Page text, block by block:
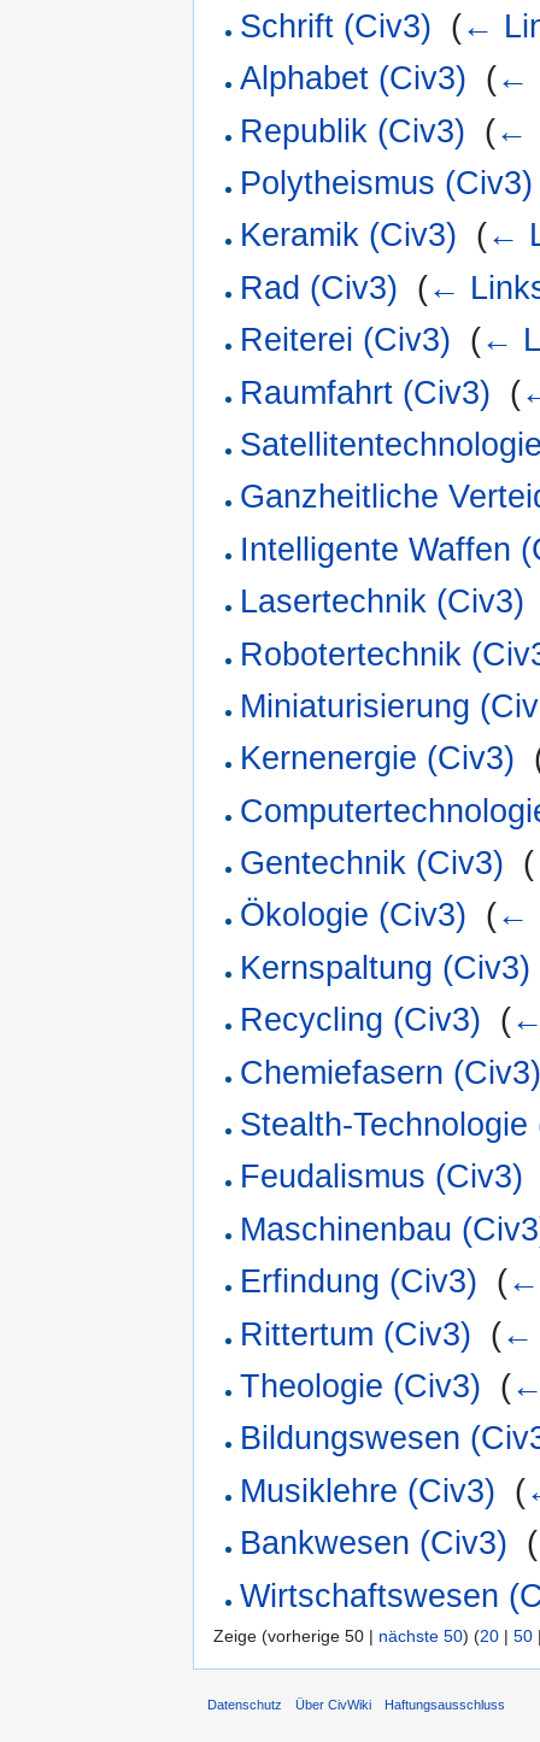
Schrift (Civ3) (←
Alphabet (Civ3) (←
Republik (Civ3) (←
Polytheismus (Civ3)
Keramik (Civ3) (←
Rad (Civ3) (←
Reiterei (Civ3) (←
Raumfahrt (Civ3) (
Ganzheitliche
Intelligente Waffen
Lasertechnik (Civ3)
Robotertechnik
Miniaturisierung
Kernenergie (Civ3)
Gentechnik (Civ3) (
Ökologie (Civ3) (←
Kernspaltung (Civ3)
Recycling (Civ3) (
Chemiefasern
Stealth-Technologie
Feudalismus (Civ3)
Maschinenbau
Erfindung (Civ3) (←
Rittertum (Civ3) (←
Theologie (Civ3) (
Bildungswesen
Musiklehre (Civ3) (
Bankwesen (Civ3) (
Wirtschaftswesen
Zeige (vorherige 50 | nächste 50) (20 | 50
Datenschutz Über CivWiki Haftungsausschluss